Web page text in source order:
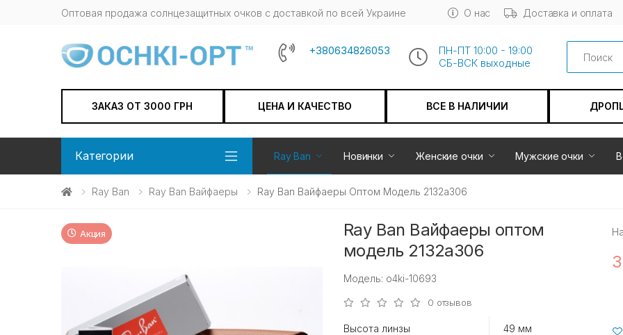
Оптовая продажа солнцезащитных очков c доставкой по всей Украине О нас Доставка и оплата
+380634826053
ПН-ПТ 10:00 - 19:00
СБ-ВСК выходные
Search
ЗАКАЗ ОТ 3000 ГРН ЦЕНА И КАЧЕСТВО ВСЕ В НАЛИЧИИ
Категории Ray Ban Новинки Женские очки Мужские очки
Ray Ban Ray Ban Вайфаеры Ray Ban Вайфаеры Оптом Модель 2132a306
Акция
Ray Ban Вайфаеры оптом
модель 2132a306
Модель: o4ki-10693
0 отзывов
Высота линзы 49 мм